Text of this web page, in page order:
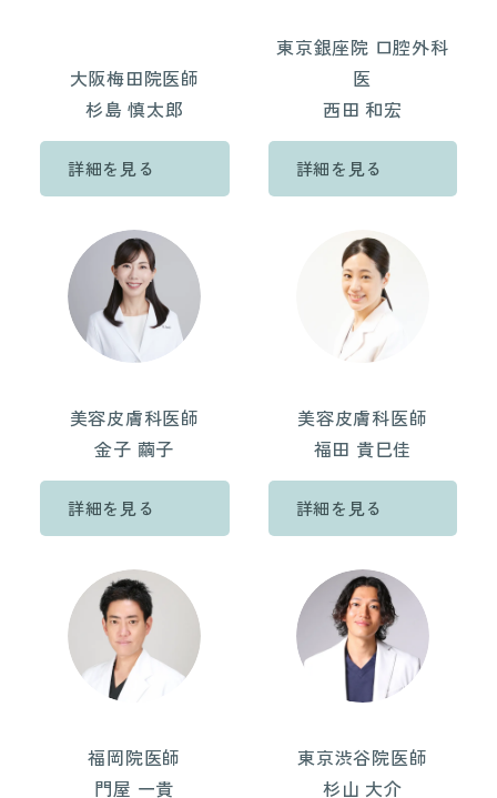
大阪梅田院医師
杉島 慎太郎
詳細を見る
東京銀座院 口腔外科
医
西田 和宏
詳細を見る
美容皮膚科医師
金子 繭子
詳細を見る
美容皮膚科医師
福田 貴巳佳
詳細を見る
福岡院医師
門屋 一貴
東京渋谷院医師
杉山 大介